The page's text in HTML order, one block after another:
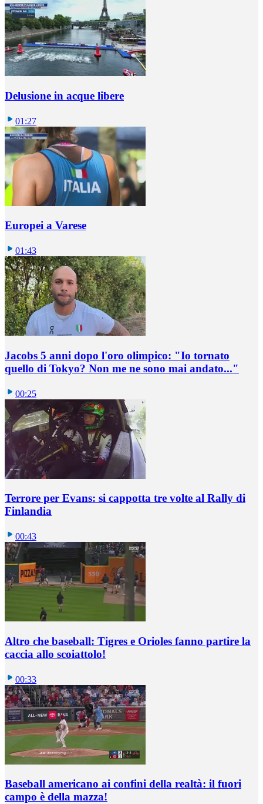
Delusione in acque libere
01:27
Europei a Varese
01:43
Jacobs 5 anni dopo l'oro olimpico: "Io tornato
quello di Tokyo? Non me ne sono mai andato..."
00:25
Terrore per Evans: si cappotta tre volte al Rally di
Finlandia
00:43
Altro che baseball: Tigres e Orioles fanno partire la
caccia allo scoiattolo!
00:33
Baseball americano ai confini della realtà: il fuori
campo è della mazza!